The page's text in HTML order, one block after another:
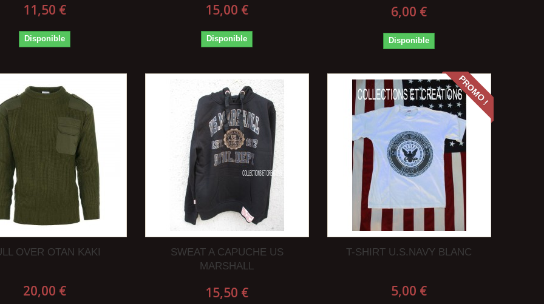
11,50 €
Disponible
15,00 €
Disponible
6,00 €
Disponible
OVER OTAN KAKI
20,00 €
SWEAT A CAPUCHE US
MARSHALL
15,50 €
PROMO !
T-SHIRT U.S.NAVY BLANC
5,00 €